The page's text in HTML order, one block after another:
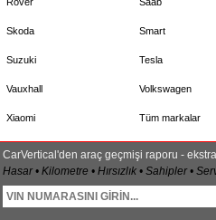
Skoda Smart
Suzuki Tesla
Vauxhall Volkswagen
Xiaomi Tüm markalar
CarVertical'den araç geçmişi raporu -
Hasar • Kilometre • Hırsızlık • Sahipler •